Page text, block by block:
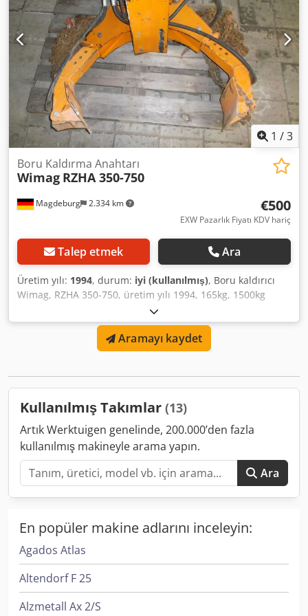
1 /3
Magdeburg 2.334 km
Boru Kaldırma Anahtarı
Wimag RZHA 350-750
€500
EXW Pazarlık Fiyatı KDV hariç
Talep etmek Ara
Üretim yılı: 1994, durum: iyi (kullanılmış), Boru kaldırıcı
Wimag, RZHA 350-750, üretim yılı 1994, 165kg, 1500kg
kaldırma kapasitesi Dkedpfeibmfksx Al Nor
Aramayı kaydet
Kullanılmış Takımlar (13)
Artık Werktuigen genelinde, 200.000’den fazla
kullanılmış makineyle arama yapın.
Ara
En popüler makine adlarını inceleyin:
Agados Atlas
Altendorf F 25
Alzmetall Ax 2/S